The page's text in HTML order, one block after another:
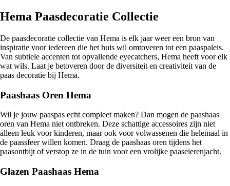
Hema Paasdecoratie Collectie
De paasdecoratie collectie van Hema is elk jaar weer een bron van
inspiratie voor iedereen die het huis wil omtoveren tot een paaspaleis.
Van subtiele accenten tot opvallende eyecatchers, Hema heeft voor elk
wat wils. Laat je betoveren door de diversiteit en creativiteit van de
paas decoratie bij Hema.
Paashaas Oren Hema
Wil je jouw paaspas echt compleet maken? Dan mogen de paashaas
oren van Hema niet ontbreken. Deze schattige accessoires zijn niet
alleen leuk voor kinderen, maar ook voor volwassenen die helemaal in
de paassfeer willen komen. Draag de paashaas oren tijdens het
paasontbijt of verstop ze in de tuin voor een vrolijke paaseierenjacht.
Glazen Paashaas Hema